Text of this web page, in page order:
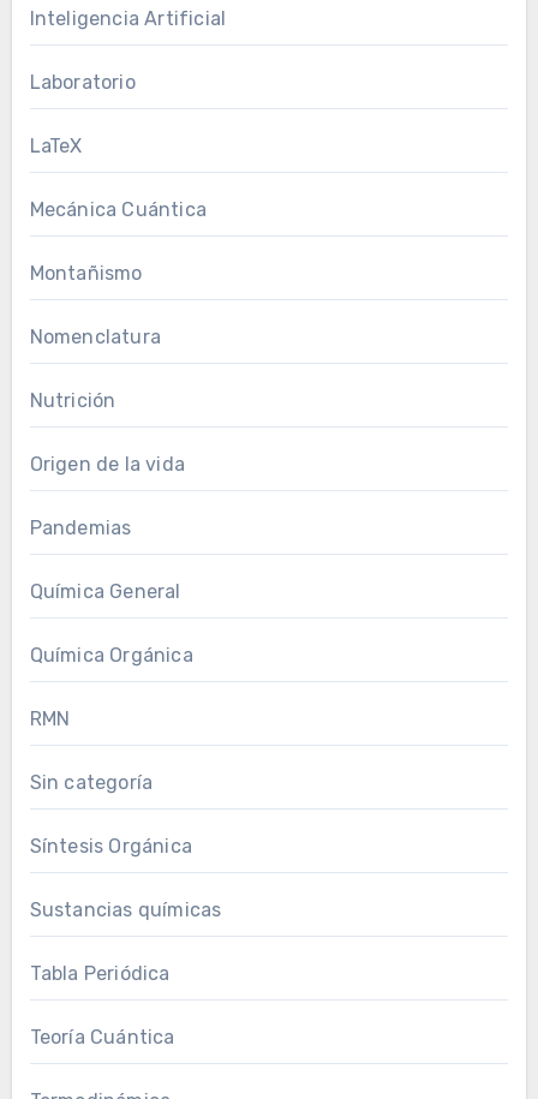
Inteligencia Artificial
Laboratorio
LaTeX
Mecánica Cuántica
Montañismo
Nomenclatura
Nutrición
Origen de la vida
Pandemias
Química General
Química Orgánica
RMN
Sin categoría
Síntesis Orgánica
Sustancias químicas
Tabla Periódica
Teoría Cuántica